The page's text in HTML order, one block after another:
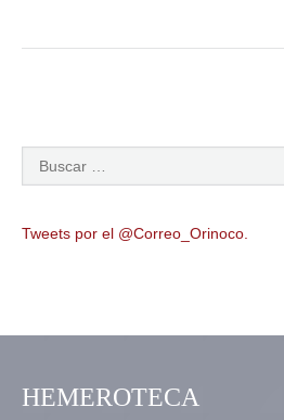
Tweets por el @Correo_Orinoco.
HEMEROTECA